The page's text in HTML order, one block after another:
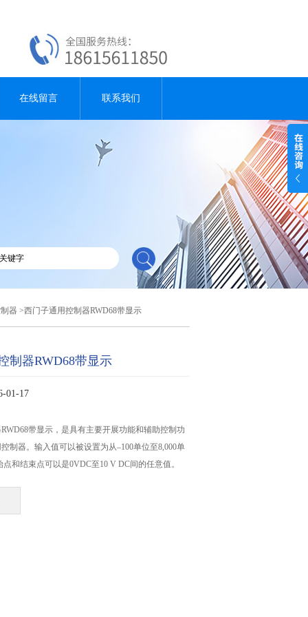
在线留言 联系我们
器 >西门子通用控制器RWD68带显示
制器RWD68带显示
01-17
带显示，是具有主要开展功能和辅助控制功
制器。输入值可以被设置为从–100单位至8,000单
和结束点可以是0VDC至10 V DC间的任意值。